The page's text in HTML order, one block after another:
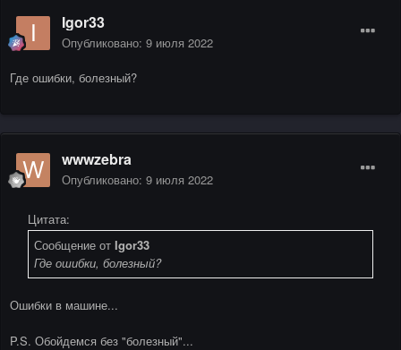
Igor33
Опубликовано: 9 июля 2022
Где ошибки, болезный?
wwwzebra
Опубликовано: 9 июля 2022
Цитата:
Сообщение от Igor33
Где ошибки, болезный?
Ошибки в машине...
P.S. Обойдемся без "болезный"...